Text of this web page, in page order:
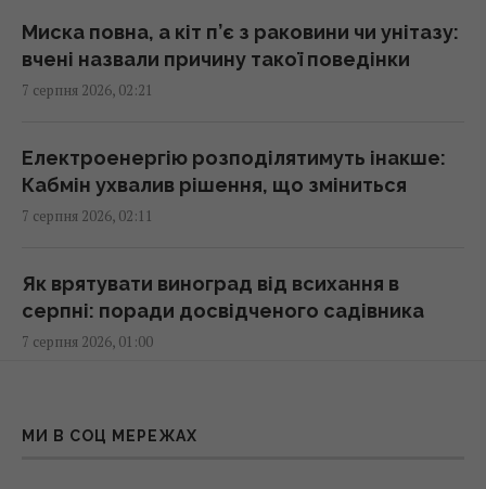
Як вибратися з багнюки на автомобілі:
названо простий предмет у салоні, що
01:23 п'ятниця, 07 серпня 2026
"Достатньо, щоб вижити, а не перемогти":
Україні
01:19 п'ятниця, 07 серпня 2026
00:25 п'ятниця, 07 серпня 2026
Миска повна, а кіт п’є з раковини чи унітазу:
вчені назвали причину такої поведінки
7 серпня 2026, 02:21
Електроенергію розподілятимуть інакше:
Кабмін ухвалив рішення, що зміниться
7 серпня 2026, 02:11
Як врятувати виноград від всихання в
серпні: поради досвідченого садівника
7 серпня 2026, 01:00
«бабусин» трюк без жодної краплі
МИ В СОЦ МЕРЕЖАХ